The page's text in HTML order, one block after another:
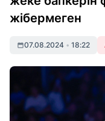
жібермеген
07.08.2024 • 18:22